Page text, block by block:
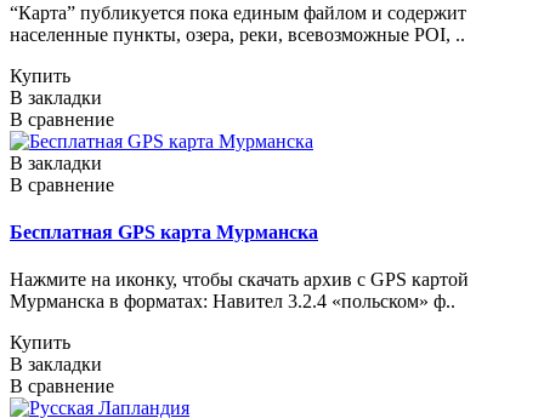
“Карта” публикуется пока единым файлом и содержит
населенные пункты, озера, реки, всевозможные POI, ..
Купить
В закладки
В сравнение
В закладки
В сравнение
Бесплатная GPS карта Мурманска
Нажмите на иконку, чтобы скачать архив с GPS картой
Мурманска в форматах: Навител 3.2.4 «польском» ф..
Купить
В закладки
В сравнение